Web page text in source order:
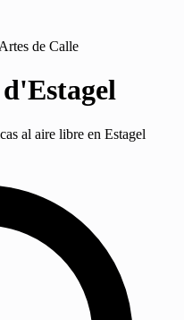
Artes de Calle
al aire libre en Estagel